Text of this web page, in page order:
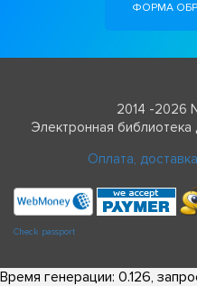
ФОРМА
2014 -2026
Электронная
Оплата,
Check passport
Время генерации: 0.126,